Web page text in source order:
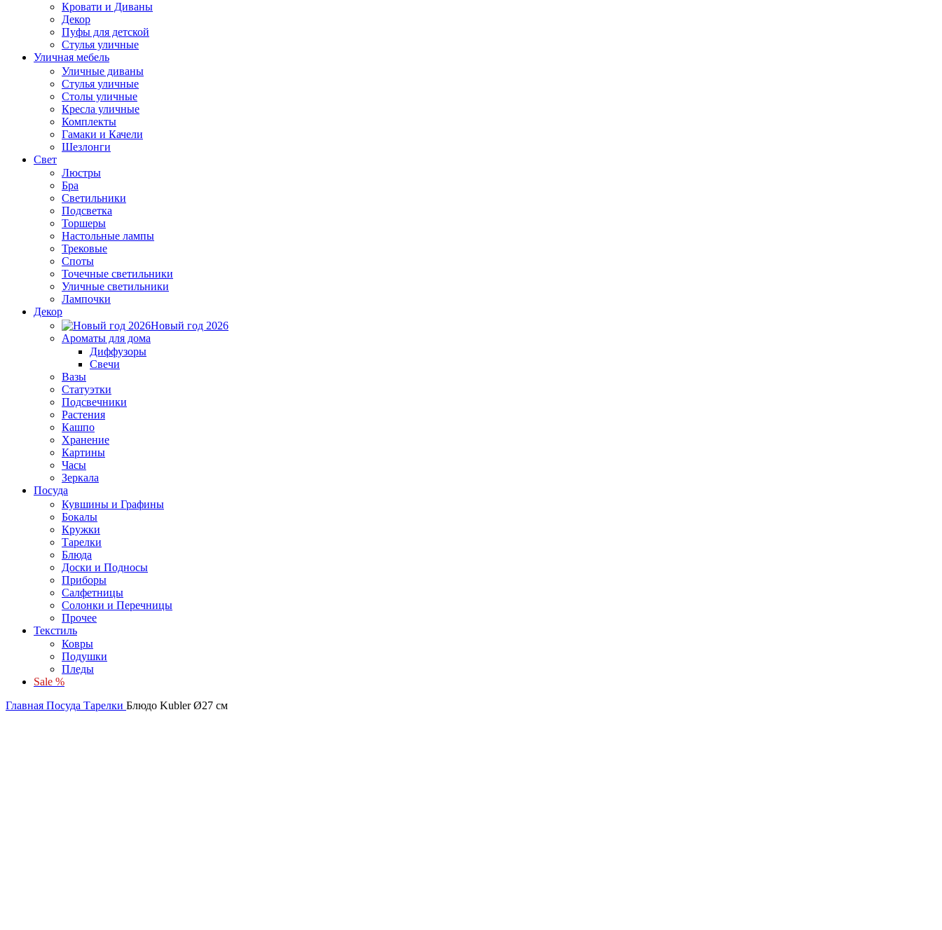
Кровати и Диваны
Декор
Пуфы для детской
Стулья уличные
Уличная мебель
Уличные диваны
Стулья уличные
Столы уличные
Кресла уличные
Комплекты
Гамаки и Качели
Шезлонги
Свет
Люстры
Бра
Светильники
Подсветка
Торшеры
Настольные лампы
Трековые
Споты
Точечные светильники
Уличные светильники
Лампочки
Декор
Новый год 2026
Ароматы для дома
Диффузоры
Свечи
Вазы
Статуэтки
Подсвечники
Растения
Кашпо
Хранение
Картины
Часы
Зеркала
Посуда
Кувшины и Графины
Бокалы
Кружки
Тарелки
Блюда
Доски и Подносы
Приборы
Салфетницы
Солонки и Перечницы
Прочее
Текстиль
Ковры
Подушки
Пледы
Sale %
Главная Посуда Тарелки Блюдо Kubler Ø27 см